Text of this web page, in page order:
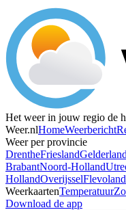
Het weer in jouw regio de
Weer.nlHomeWeerbericht
Weer per provincie
DrentheFrieslandGelderland
BrabantNoord-Holland
HollandOverijsselFlevoland
WeerkaartenTemperatuur
Download de app